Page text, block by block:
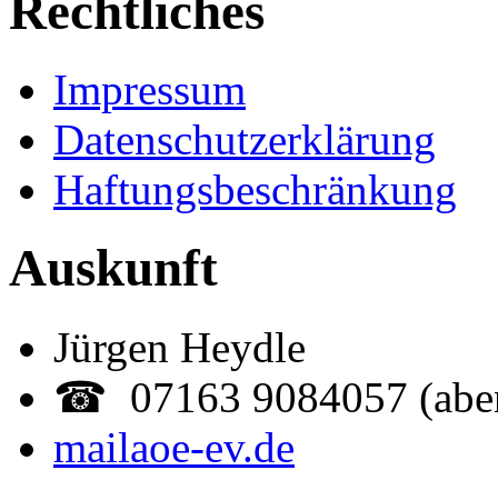
Impressum
Datenschutzerklärung
Haftungsbeschränkung
Auskunft
Jürgen Heydle
☎ 07163 9084057
mailaoe-ev.de